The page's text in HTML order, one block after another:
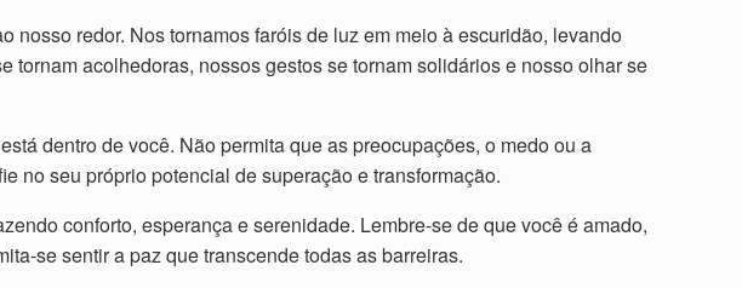
redor. Nos tornamos faróis de luz em meio à escuridão, levando
acolhedoras, nossos gestos se tornam solidários e nosso olhar se
dentro de você. Não permita que as preocupações, o medo ou a
no seu próprio potencial de superação e transformação.
conforto, esperança e serenidade. Lembre-se de que você é amado,
se sentir a paz que transcende todas as barreiras.